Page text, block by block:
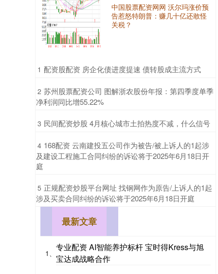
中国股票配资网网 沃尔玛涨价预
告惹怒特朗普：赚几十亿还敢怪
关税？
1 ​配资股配资 房企化债进度提速 债转股成主流方式
2 ​苏州股票配资公司 图解浙农股份年报：第四季度单季
净利润同比增55.22%
3 ​民间配资炒股 4月核心城市土拍热度不减，什么信号
4 ​168配资 云南建投五公司作为被告/被上诉人的1起涉
及建设工程施工合同纠纷的诉讼将于2025年6月18日开
庭
5 ​正规配资炒股平台网址 找钢网作为原告/上诉人的1起
涉及买卖合同纠纷的诉讼将于2025年6月18日开庭
最新文章
1、
专业配资 AI智能养护标杆 宝时得Kress与旭
宝达成战略合作